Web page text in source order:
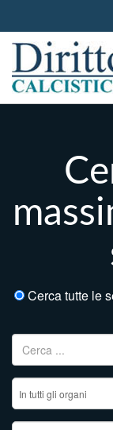
Cerca tutte le
Ricerca per: